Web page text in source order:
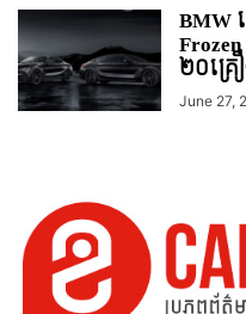
BMW
២០គ្រ
June 27,